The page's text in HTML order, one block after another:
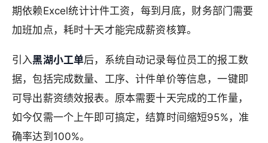
期依赖Excel统计计件工资，每到月底，财务部门需要
加班加点，耗时十天才能完成薪资核算。
引入黑湖小工单后，系统自动记录每位员工的报工数
据，包括完成数量、工序、计件单价等信息，一键即
可导出薪资绩效报表。原本需要十天完成的工作量，
如今仅需一个上午即可搞定，结算时间缩短95%，准
确率达到100%。